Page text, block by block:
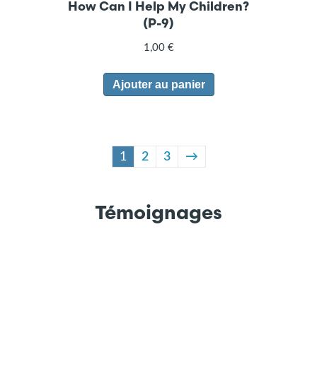
How Can I Help My Children?
(P-9)
1,00 €
Ajouter au panier
1 2 3 →
Témoignages